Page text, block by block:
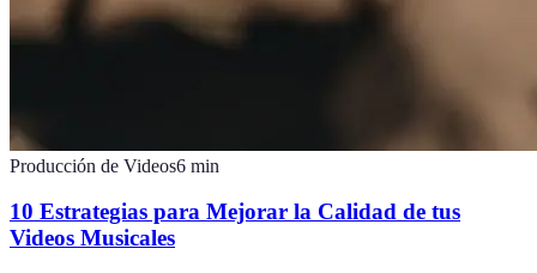
Producción de Videos6 min
10 Estrategias para Mejorar la Calidad de tus
Videos Musicales